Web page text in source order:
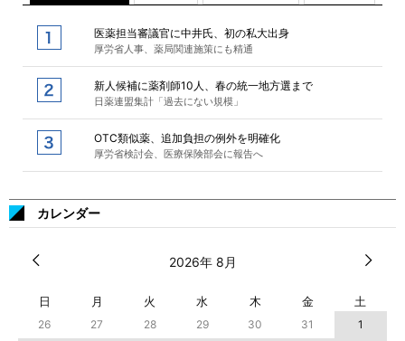
医薬担当審議官に中井氏、初の私大出身
厚労省人事、薬局関連施策にも精通
新人候補に薬剤師10人、春の統一地方選まで
日薬連盟集計「過去にない規模」
OTC類似薬、追加負担の例外を明確化
厚労省検討会、医療保険部会に報告へ
カレンダー
2026年 8月
日 月 火 水 木 金 土
26 27 28 29 30 31
1